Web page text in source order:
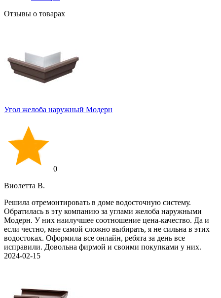
Отзывы о товарах
Угол желоба наружный Модерн
0
Виолетта В.
Решила отремонтировать в доме водосточную систему.
Обратилась в эту компанию за углами желоба наружными
Модерн. У них наилучшее соотношение цена-качество. Да и
если честно, мне самой сложно выбирать, я не сильна в этих
водостоках. Оформила все онлайн, ребята за день все
исправили. Довольна фирмой и своими покупками у них.
2024-02-15